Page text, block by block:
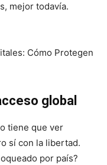
mejor todavía.
global
tiene que ver
sí con la libertad.
por país?